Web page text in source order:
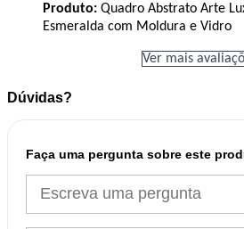
Produto: Quadro Abstrato Arte
Esmeralda com Moldura e Vidro
Ver mais
Dúvidas?
Faça uma pergunta sobre este